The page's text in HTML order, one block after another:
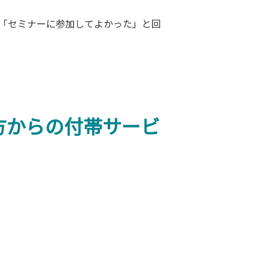
セミナーに参加してよかった」と回
らの付帯サービ